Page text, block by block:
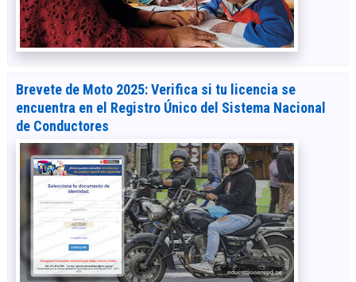
Brevete de Moto 2025: Verifica si tu licencia se
encuentra en el Registro Único del Sistema Nacional
de Conductores